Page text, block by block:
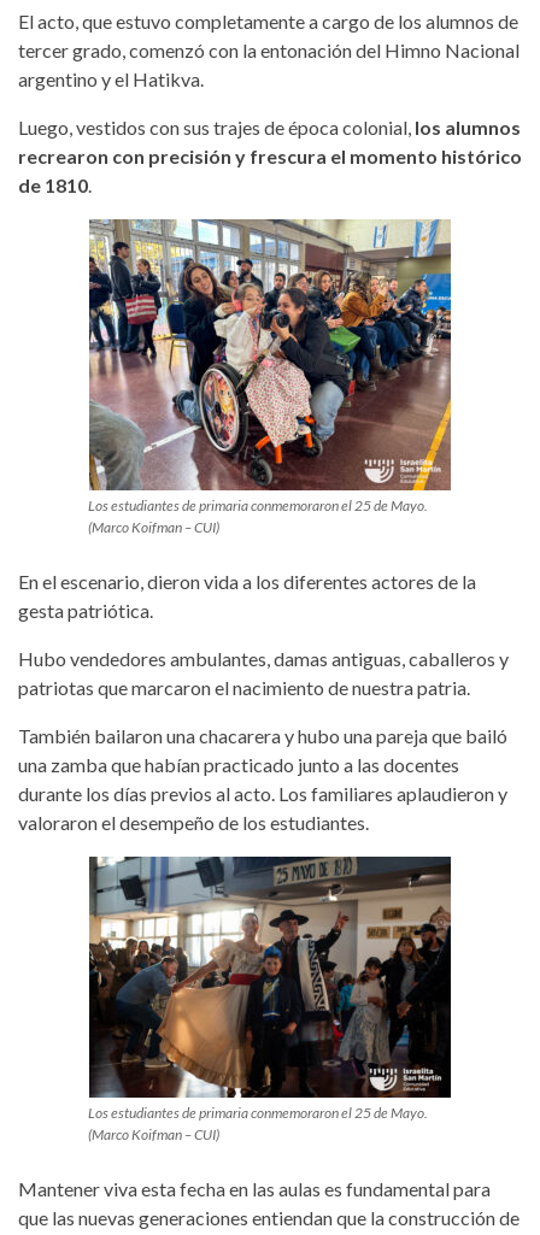
El acto, que estuvo completamente a cargo de los alumnos de
tercer grado, comenzó con la entonación del Himno Nacional
argentino y el Hatikva.
Luego, vestidos con sus trajes de época colonial, los alumnos
recrearon con precisión y frescura el momento histórico
de 1810
Los estudiantes de primaria conmemoraron el 25 de Mayo.
(Marco Koifman – CUI)
En el escenario, dieron vida a los diferentes actores de la
gesta patriótica.
Hubo vendedores ambulantes, damas antiguas, caballeros y
patriotas que marcaron el nacimiento de nuestra patria.
También bailaron una chacarera y hubo una pareja que bailó
una zamba que habían practicado junto a las docentes
durante los días previos al acto. Los familiares aplaudieron y
valoraron el desempeño de los estudiantes.
Los estudiantes de primaria conmemoraron el 25 de Mayo.
(Marco Koifman – CUI)
Mantener viva esta fecha en las aulas es fundamental para
que las nuevas generaciones entiendan que la construcción de